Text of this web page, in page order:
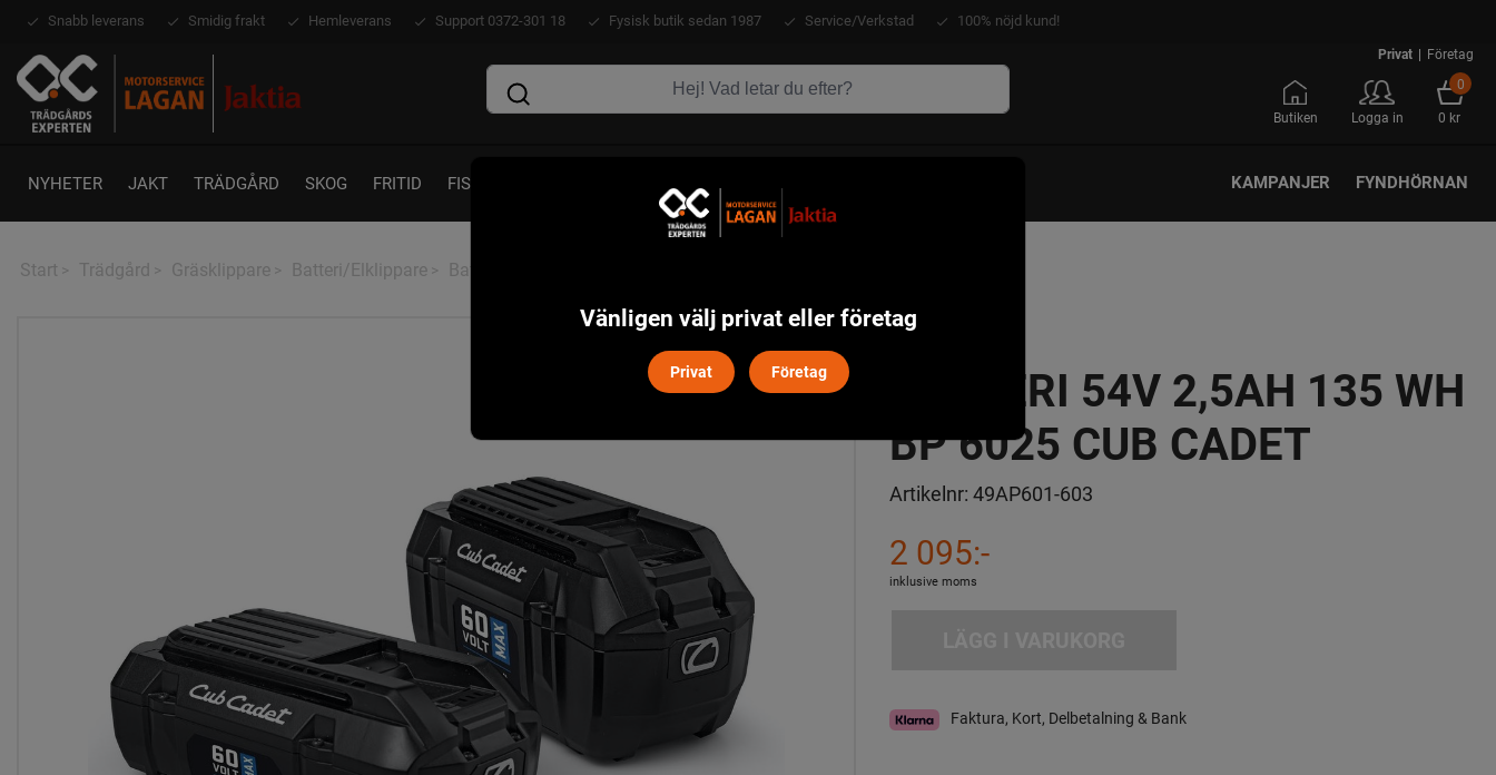
Snabb leverans Smidig frakt Hemleverans Support 0372-301 18 Fysisk butik sedan 1987 Service/Verkstad 100% nöjd kund!
Privat | Företag
Butiken Logga in
0
0 kr
NYHETER JAKT TRÄDGÅRD SKOG FRITID FISKE KAMPANJER FYNDHÖRNAN
Start > Trädgård > Gräsklippare > Batteri/Elklippare > Batterier/Laddare
BATTERI 54V 2,5AH 135 WH
BP 6025 CUB CADET
Artikelnr: 49AP601-603
2 095:-
inklusive moms
Faktura, Kort, Delbetalning & Bank
Vänligen välj privat eller företag
Privat Företag